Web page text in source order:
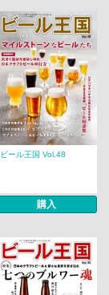
ビール王国 Vol.48
購入